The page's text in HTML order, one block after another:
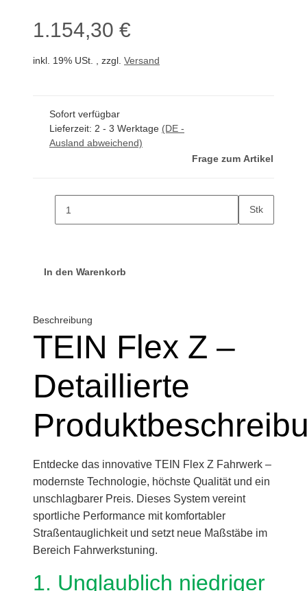
1.154,30 €
inkl. 19% USt. , zzgl. Versand
Sofort verfügbar
Lieferzeit: 2 - 3 Werktage (DE -
Ausland abweichend)
Frage zum Artikel
Stk
In den Warenkorb
Beschreibung
TEIN Flex Z –
Detaillierte
Entdecke das innovative TEIN Flex Z Fahrwerk –
modernste Technologie, höchste Qualität und ein
unschlagbarer Preis. Dieses System vereint
sportliche Performance mit komfortabler
Straßentauglichkeit und setzt neue Maßstäbe im
Bereich Fahrwerkstuning.
1. Unglaublich niedriger